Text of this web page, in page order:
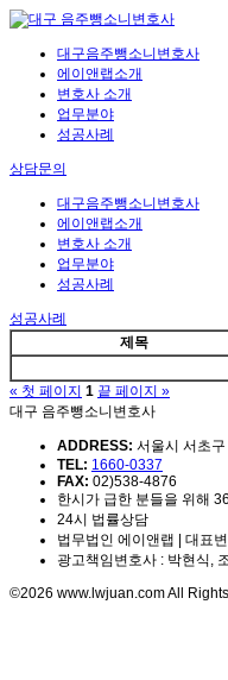
대구음주뺑소니변호사
에이앤랩소개
변호사 소개
업무분야
성공사례
상담문의
대구음주뺑소니변호사
에이앤랩소개
변호사 소개
업무분야
성공사례
성공사례
제목
« 첫 페이지 1 끝 페이지 »
대구 음주뺑소니변호사
ADDRESS: 서울시 서초
TEL: 1660-0337
FAX: 02)538-4876
한시가 급한 분들을 위해
24시 법률상담
법무법인 에이앤랩 | 대표
광고책임변호사 : 박현식,
©2026 www.lwjuan.com All